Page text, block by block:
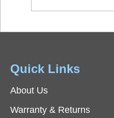
Quick Links
About Us
Warranty & Returns